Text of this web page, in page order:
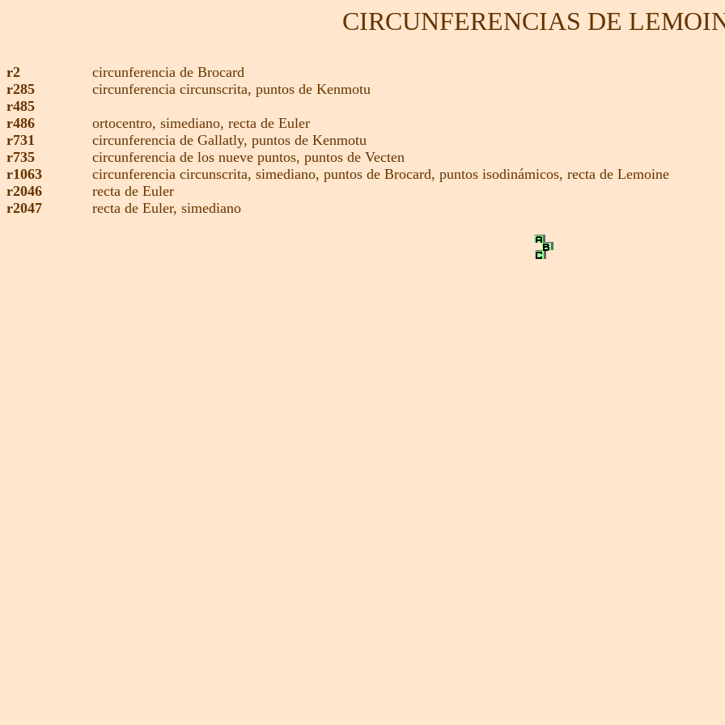
CIRCUNFERENCIAS DE
r2
circunferencia de Brocard
r285
circunferencia circunscrita, puntos de Kenmotu
r485
r486
ortocentro, simediano, recta de Euler
r731
circunferencia de Gallatly, puntos de Kenmotu
r735
circunferencia de los nueve puntos, puntos de Vecten
r1063
circunferencia circunscrita, simediano, puntos de Brocard, puntos isodinámicos, recta de Lemoine
r2046
recta de Euler
r2047
recta de Euler, simediano